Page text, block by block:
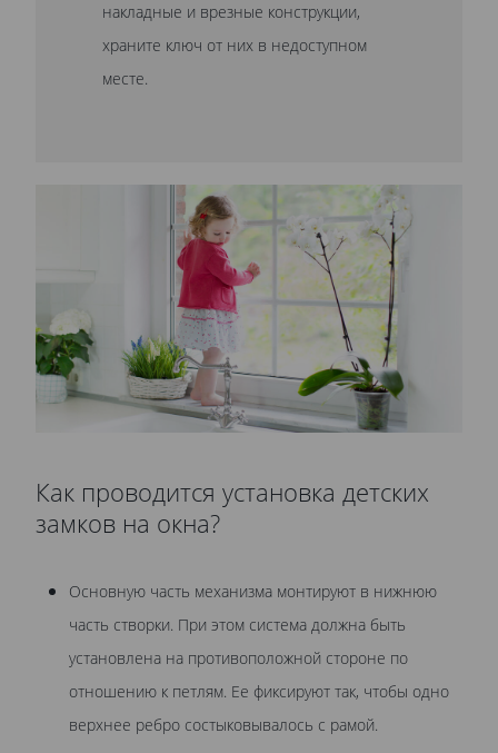
накладные и врезные конструкции,
храните ключ от них в недоступном
месте.
Как проводится установка детских
замков на окна?
Основную часть механизма монтируют в нижнюю
часть створки. При этом система должна быть
установлена на противоположной стороне по
отношению к петлям. Ее фиксируют так, чтобы одно
верхнее ребро состыковывалось с рамой.